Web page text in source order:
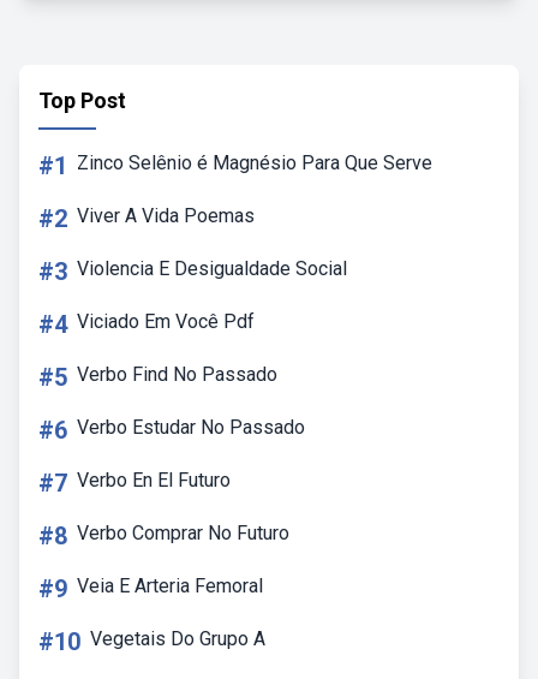
Top Post
#1 Zinco Selênio é Magnésio Para Que Serve
#2 Viver A Vida Poemas
#3 Violencia E Desigualdade Social
#4 Viciado Em Você Pdf
#5 Verbo Find No Passado
#6 Verbo Estudar No Passado
#7 Verbo En El Futuro
#8 Verbo Comprar No Futuro
#9 Veia E Arteria Femoral
#10 Vegetais Do Grupo A